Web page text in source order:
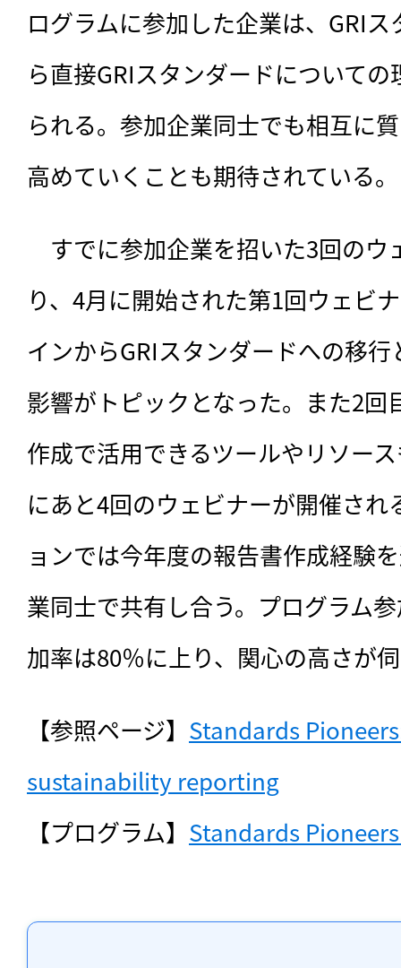
ログラムに参加した企業は、GRI
ら直接GRIスタンダードについて
られる。参加企業同士でも相互に
高めていくことも期待されている。
すでに参加企業を招いた3回のウ
り、4月に開始された第1回ウェビ
インからGRIスタンダードへの移
影響がトピックとなった。また2回
作成で活用できるツールやリソー
にあと4回のウェビナーが開催さ
ョンでは今年度の報告書作成経験
業同士で共有し合う。プログラム
加率は80％に上り、関心の高さが
【参照ページ】 Standards
sustainability reporting
【プログラム】 Standards